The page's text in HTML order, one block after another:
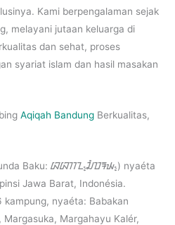
Kami berpengalaman sejak
melayani jutaan keluarga di
dan sehat, proses
syariat islam dan hasil masakan
Aqiqah Bandung Berkualitas,
Baku: ᮘᮘᮊᮔ᮪ᮎᮤᮕᮛᮚ᮪) nyaéta
Jawa Barat, Indonésia.
kampung, nyaéta: Babakan
Margahayu Kalér,